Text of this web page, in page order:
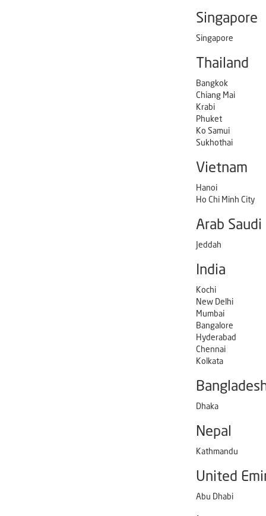
Singapore
Singapore
Thailand
Bangkok
Chiang Mai
Krabi
Phuket
Ko Samui
Sukhothai
Vietnam
Hanoi
Ho Chi Minh City
Arab Saudi
Jeddah
India
Kochi
New Delhi
Mumbai
Bangalore
Hyderabad
Chennai
Kolkata
Dhaka
Nepal
Kathmandu
United
Abu Dhabi